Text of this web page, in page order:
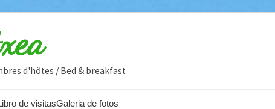
d'hôtes / Bed & breakfast
de visitasGaleria de fotos